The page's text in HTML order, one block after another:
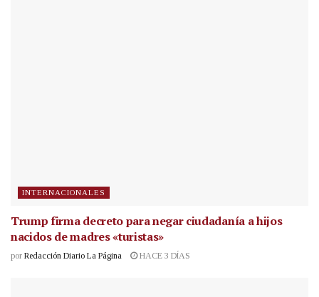
INTERNACIONALES
Trump firma decreto para negar ciudadanía a hijos
nacidos de madres «turistas»
por Redacción Diario La Página HACE 3 DÍAS